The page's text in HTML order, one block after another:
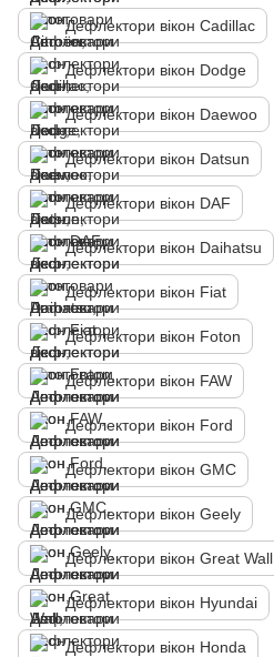
Дефлектори вікон Cadillac
Дефлектори вікон Dodge
Дефлектори вікон Daewoo
Дефлектори вікон Datsun
Дефлектори вікон DAF
Дефлектори вікон Daihatsu
Дефлектори вікон Fiat
Дефлектори вікон Foton
Дефлектори вікон FAW
Дефлектори вікон Ford
Дефлектори вікон GMC
Дефлектори вікон Geely
Дефлектори вікон Great Wall
Дефлектори вікон Hyundai
Дефлектори вікон Honda